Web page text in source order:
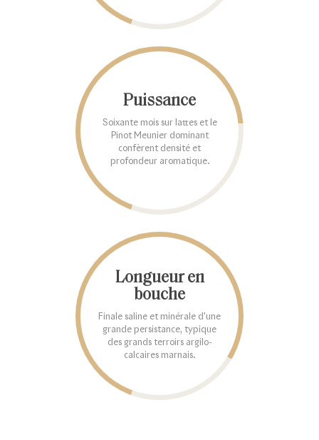
Puissance
Soixante mois sur lattes et le
Pinot Meunier dominant
confèrent densité et
profondeur aromatique.
Longueur en
bouche
Finale saline et minérale d'une
grande persistance, typique
des grands terroirs argilo-
calcaires marnais.